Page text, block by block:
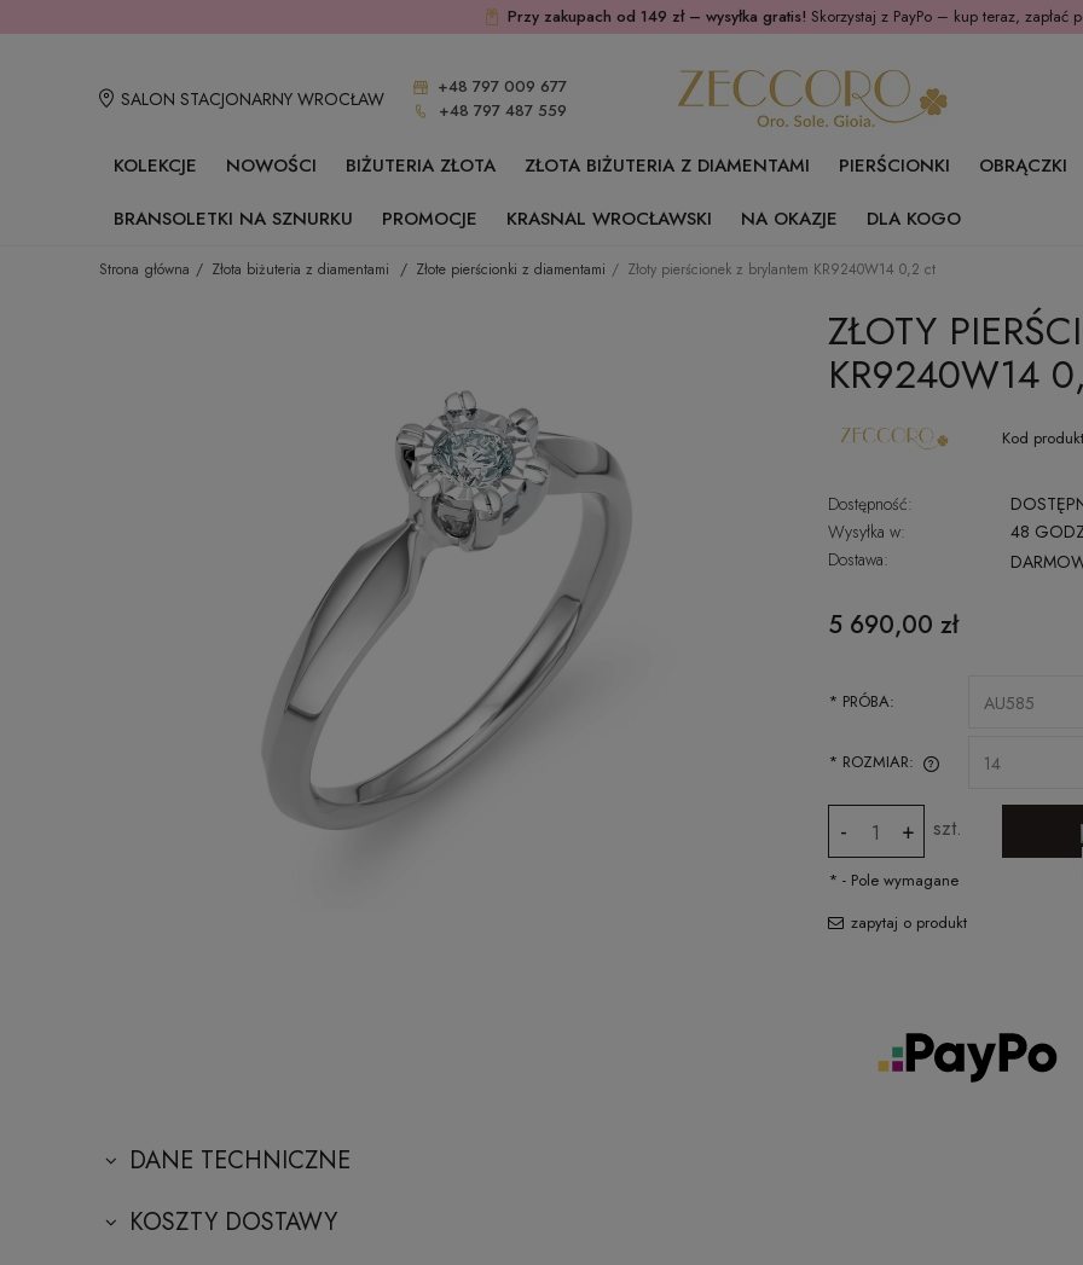
Przy zakupach od 149 zł – wysyłka gratis! Skorzystaj z PayPo – kup teraz, zapłać
SALON STACJONARNY WROCŁAW
+48 797 009 677
+48 797 487 559
KOLEKCJE NOWOŚCI BIŻUTERIA ZŁOTA ZŁOTA BIŻUTERIA Z DIAMENTAMI PIERŚCIONKI OBRĄCZKI
BRANSOLETKI NA SZNURKU
PROMOCJE KRASNAL WROCŁAWSKI NA OKAZJE DLA KOGO
Strona główna Złota biżuteria z diamentami Złote pierścionki z diamentami Złoty pierścionek z brylantem KR9240W14 0,2 ct
ZŁOTY
KR9240W14
Kod
Dostępność:
Wysyłka w:
48
Dostawa:
CENA NIE ZAWIERA EWENTUALNYCH
KOSZTÓW PŁATNOŚCI
5 690,00 zł
* PRÓBA:
* ROZMIAR:
- + szt.
* - Pole wymagane
zapytaj o produkt
DANE TECHNICZNE
KOSZTY DOSTAWY